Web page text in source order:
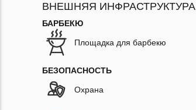
ВНЕШНЯЯ ИНФРАСТРУКТУРА
БАРБЕКЮ
Площадка для барбекю
БЕЗОПАСНОСТЬ
Охрана